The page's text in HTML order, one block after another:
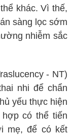
khác. Vì thế,
sàng lọc sớm
nhiễm sắc
- NT)
nhi để chẩn
yếu thực hiện
có thể tiến
mẹ, để có kết